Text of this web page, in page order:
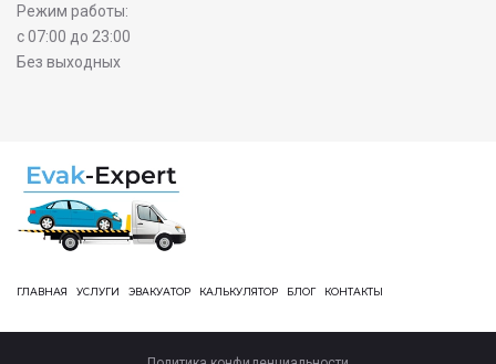
Режим работы:
с 07:00 до 23:00
Без выходных
ГЛАВНАЯ УСЛУГИ ЭВАКУАТОР КАЛЬКУЛЯТОР БЛОГ КОНТАКТЫ